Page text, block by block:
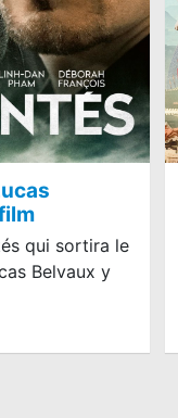
qui sortira le
Belvaux y